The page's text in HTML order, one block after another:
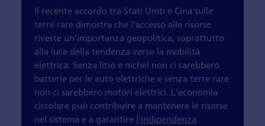
Il recente accordo tra Stati Uniti e Cina sulle
terre rare dimostra che l'accesso alle risorse
riveste un'importanza geopolitica, soprattutto
alla luce della tendenza verso la mobilità
elettrica. Senza litio e nichel non ci sarebbero
batterie per le auto elettriche e senza terre rare
non ci sarebbero motori elettrici. L'economia
circolare può contribuire a mantenere le risorse
nel sistema e a garantire l'indipendenza